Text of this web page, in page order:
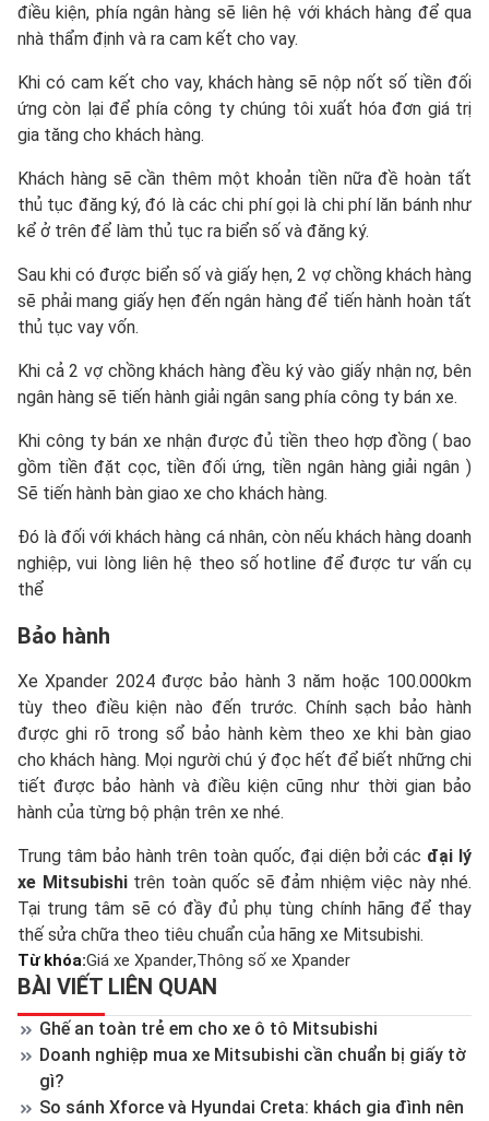
điều kiện, phía ngân hàng sẽ liên hệ với khách hàng để qua
nhà thẩm định và ra cam kết cho vay.
Khi có cam kết cho vay, khách hàng sẽ nộp nốt số tiền đối
ứng còn lại để phía công ty chúng tôi xuất hóa đơn giá trị
gia tăng cho khách hàng.
Khách hàng sẽ cần thêm một khoản tiền nữa đề hoàn tất
thủ tục đăng ký, đó là các chi phí gọi là chi phí lăn bánh như
kể ở trên để làm thủ tục ra biển số và đăng ký.
Sau khi có được biển số và giấy hẹn, 2 vợ chồng khách hàng
sẽ phải mang giấy hẹn đến ngân hàng để tiến hành hoàn tất
thủ tục vay vốn.
Khi cả 2 vợ chồng khách hàng đều ký vào giấy nhận nợ, bên
ngân hàng sẽ tiến hành giải ngân sang phía công ty bán xe.
Khi công ty bán xe nhận được đủ tiền theo hợp đồng ( bao
gồm tiền đặt cọc, tiền đối ứng, tiền ngân hàng giải ngân )
Sẽ tiến hành bàn giao xe cho khách hàng.
Đó là đối với khách hàng cá nhân, còn nếu khách hàng doanh
nghiệp, vui lòng liên hệ theo số hotline để được tư vấn cụ
thể
Bảo hành
Xe Xpander 2024 được bảo hành 3 năm hoặc 100.000km
tùy theo điều kiện nào đến trước. Chính sạch bảo hành
được ghi rõ trong sổ bảo hành kèm theo xe khi bàn giao
cho khách hàng. Mọi người chú ý đọc hết để biết những chi
tiết được bảo hành và điều kiện cũng như thời gian bảo
hành của từng bộ phận trên xe nhé.
Trung tâm bảo hành trên toàn quốc, đại diện bởi các đại lý
xe Mitsubishitrên toàn quốc sẽ đảm nhiệm việc này nhé.
Tại trung tâm sẽ có đầy đủ phụ tùng chính hãng để thay
thế sửa chữa theo tiêu chuẩn của hãng xe Mitsubishi.
Từ khóa:Giá xe Xpander Thông số xe Xpander
BÀI VIẾT LIÊN QUAN
Ghế an toàn trẻ em cho xe ô tô Mitsubishi
Doanh nghiệp mua xe Mitsubishi cần chuẩn bị giấy tờ
gì?
So sánh Xforce và Hyundai Creta: khách gia đình nên